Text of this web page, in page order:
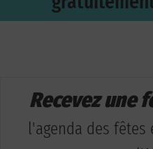
Recevez une
l'agenda des